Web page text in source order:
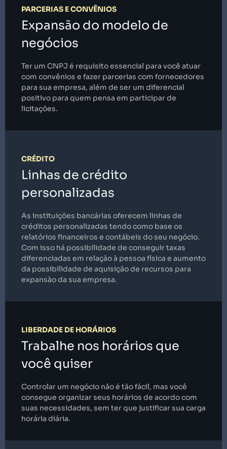
PARCERIAS E CONVÊNIOS
Expansão do modelo de
negócios
Ter um CNPJ é requisito essencial para você atuar
com convênios e fazer parcerias com fornecedores
para sua empresa, além de ser um diferencial
positivo para quem pensa em participar de
licitações.
CRÉDITO
Linhas de crédito
personalizadas
As instituições bancárias oferecem linhas de
créditos personalizadas tendo como base os
relatórios financeiros e contábeis do seu negócio.
Com isso há possibilidade de conseguir taxas
diferenciadas em relação à pessoa física e aumento
da possibilidade de aquisição de recursos para
expansão da sua empresa.
LIBERDADE DE HORÁRIOS
Trabalhe nos horários que
você quiser
Controlar um negócio não é tão fácil, mas você
consegue organizar seus horários de acordo com
suas necessidades, sem ter que justificar sua carga
horária diária.